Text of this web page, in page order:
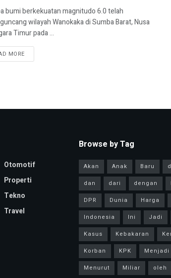
bumi berkekuatan magnitudo 6.0 telah
wilayah Wanokaka di Sumba Barat, Nusa
Timur pada ...
MORE
Otomotif
Properti
Tekno
Travel
Browse by Tag
Akan Anak Baru
dan
dari dengan
DPR
Dunia Harga
Indonesia
Ini Jadi
Kasus
Kebakaran
Korban
KPK
Menjadi
Menurut
Miliar oleh